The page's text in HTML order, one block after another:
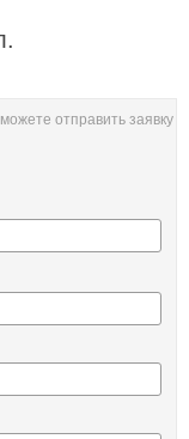
отправить заявку